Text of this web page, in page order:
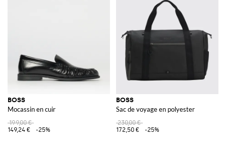
BOSS
Mocassin en cuir
199,00 €
149,24 €
-25%
BOSS
Sac de voyage en polyester
230,00 €
172,50 €
-25%